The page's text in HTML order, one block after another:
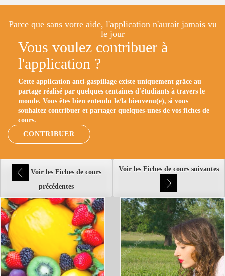
Parce que sans votre aide, l'application n'aurait jamais vu
le jour
Vous voulez contribuer à
l'application ?
Cette application anti-gaspillage existe uniquement grâce au
partage réalisé par quelques centaines d'étudiants à travers le
monde. Vous êtes bien entendu le/la bienvenu(e), si vous
souhaitez contribuer et partager quelques-unes de vos fiches de
cours.
CONTRIBUER
Voir les Fiches de cours suivantes
précédentes